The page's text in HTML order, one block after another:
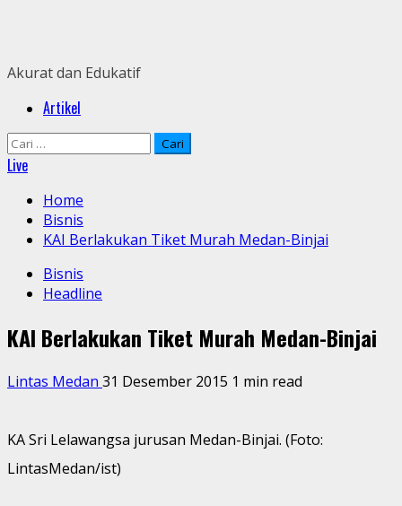
Akurat dan Edukatif
PrimaryArtikel
Cari
untuk:
Live
Home
Bisnis
KAI Berlakukan Tiket Murah Medan-Binjai
Bisnis
Headline
KAI Berlakukan Tiket Murah Medan-Binjai
Lintas Medan 31 Desember 2015 1 min read
KA Sri Lelawangsa jurusan Medan-Binjai. (Foto:
LintasMedan/ist)